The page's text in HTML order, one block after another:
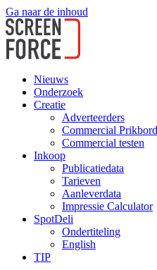
Ga naar de inhoud
Nieuws
Onderzoek
Creatie
Adverteerders
Commercial Prikbord
Commercial testen
Inkoop
Publicatiedata
Tarieven
Aanleverdata
Impressie Calculator
SpotDeli
Ondertiteling
English
TIP